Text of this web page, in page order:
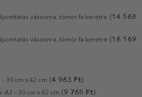
vászonra, tömör fa keretre (14 568
vászonra, tömör fa keretre (16 169
– 30 cm x 42 cm (4 963 Ft)
A3 – 30 cm x 42 cm ( 9 765 Ft )